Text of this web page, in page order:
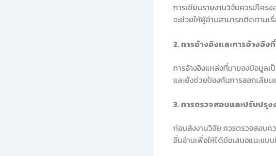
การเขียนรายงานวิจัยควรมีโคร
จะช่วยให้ผู้อ่านสามารถติดตามเรื่
2. การอ้างอิงและการอ้างอิง
การอ้างอิงแหล่งที่มาของข้อมูล
และยังช่วยป้องกันการลอกเลีย
3. การตรวจสอบและปรับปรุง
ก่อนส่งงานวิจัย ควรตรวจสอบค
อื่นอ่านเพื่อให้ได้ข้อเสนอแนะแบ